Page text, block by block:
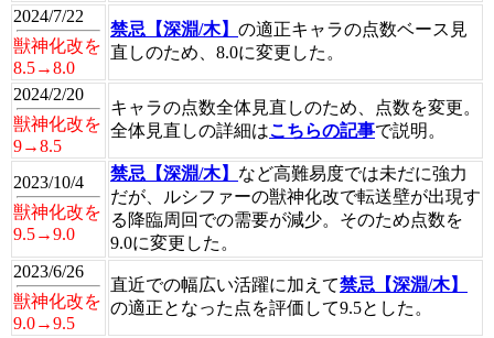
2024/7/22
獣神化改を
8.5→8.0
禁忌【深淵/木】 の適正キャラの点数ベース見
直しのため、8.0に変更した。
2024/2/20
獣神化改を
9→8.5
キャラの点数全体見直しのため、点数を変更。
全体見直しの詳細はこちらの記事で説明。
2023/10/4
獣神化改を
9.5→9.0
禁忌【深淵/木】 など高難易度では未だに強力
だが、ルシファーの獣神化改で転送壁が出現す
る降臨周回での需要が減少。そのため点数を
9.0に変更した。
2023/6/26
獣神化改を
9.0→9.5
直近での幅広い活躍に加えて禁忌【深淵/木】
の適正となった点を評価して9.5とした。